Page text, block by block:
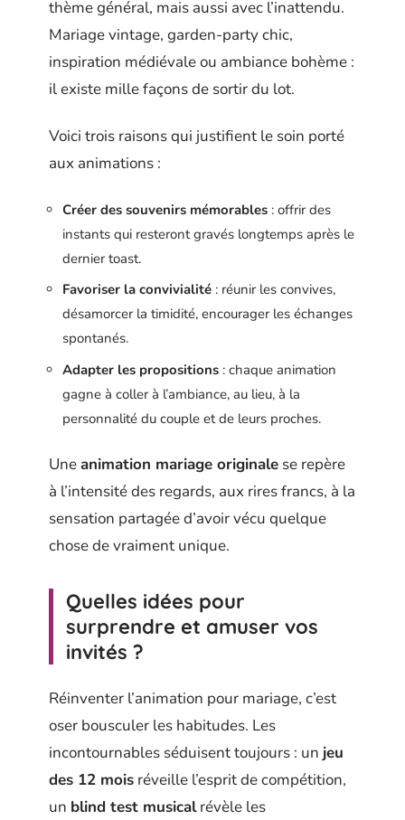
thème général, mais aussi avec l’inattendu.
Mariage vintage, garden-party chic,
inspiration médiévale ou ambiance bohème :
il existe mille façons de sortir du lot.
Voici trois raisons qui justifient le soin porté
aux animations :
Créer des souvenirs mémorables : offrir des
instants qui resteront gravés longtemps après le
dernier toast.
Favoriser la convivialité : réunir les convives,
désamorcer la timidité, encourager les échanges
spontanés.
Adapter les propositions : chaque animation
gagne à coller à l’ambiance, au lieu, à la
personnalité du couple et de leurs proches.
Uneanimation mariage originale se repère
à l’intensité des regards, aux rires francs, à la
sensation partagée d’avoir vécu quelque
chose de vraiment unique.
Quelles idées pour
surprendre et amuser vos
invités ?
Réinventer l’animation pour mariage, c’est
oser bousculer les habitudes. Les
incontournables séduisent toujours : un jeu
des 12 mois réveille l’esprit de compétition,
un blind test musicalrévèle les